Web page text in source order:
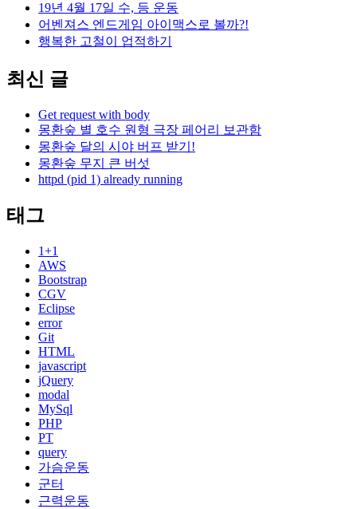
19년 4월 17일 수, 등 운동
어벤져스 엔드게임 아이맥스로 볼까?!
행복한 고철이 업적하기
최신 글
Get request with body
몽환숲 별 호수 원형 극장 페어리 보관함
몽환숲 달의 시야 버프 받기!
몽환숲 무지 큰 버섯
httpd (pid 1) already running
태그
1+1
AWS
Bootstrap
CGV
Eclipse
error
Git
HTML
javascript
jQuery
modal
MySql
PHP
PT
query
가슴운동
군터
근력운동